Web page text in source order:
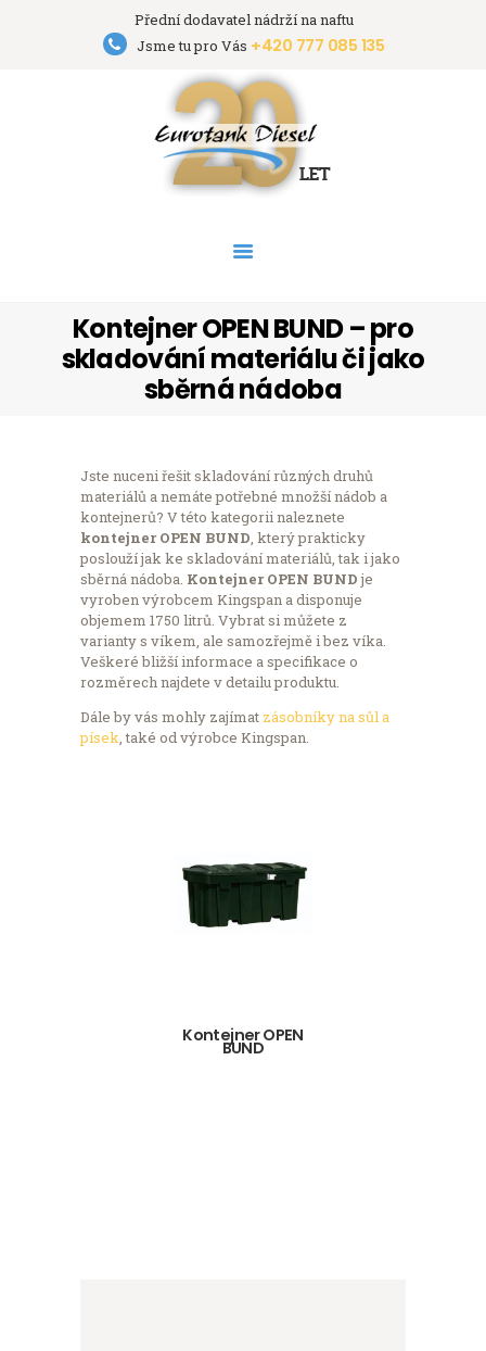
Přední dodavatel nádrží na naftu
Jsme tu pro Vás +420 777 085 135
Kontejner OPEN BUND – pro
skladování materiálu či jako
sběrná nádoba
Eurotank Diesel s.r.o.
Přední dodavatel nádrží na naftu
HOME
NÁDRŽE
PRONÁJEM NÁDRŽÍ
KONTAKT
Jste nuceni řešit skladování různých druhů
materiálů a nemáte potřebné množší nádob a
kontejnerů? V této kategorii naleznete
kontejner OPEN BUND, který prakticky
poslouží jak ke skladování materiálů, tak i jako
sběrná nádoba. Kontejner OPEN BUNDje
vyroben výrobcem Kingspan a disponuje
objemem 1750 litrů. Vybrat si můžete z
varianty s víkem, ale samozřejmě i bez víka.
Veškeré bližší informace a specifikace o
rozměrech najdete v detailu produktu.
Dále by vás mohly zajímat zásobníky na sůl a
písek, také od výrobce Kingspan.
Kontejner OPEN
BUND